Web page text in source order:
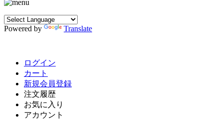
Powered by Translate
ログイン
カート
新規会員登録
注文履歴
お気に入り
アカウント